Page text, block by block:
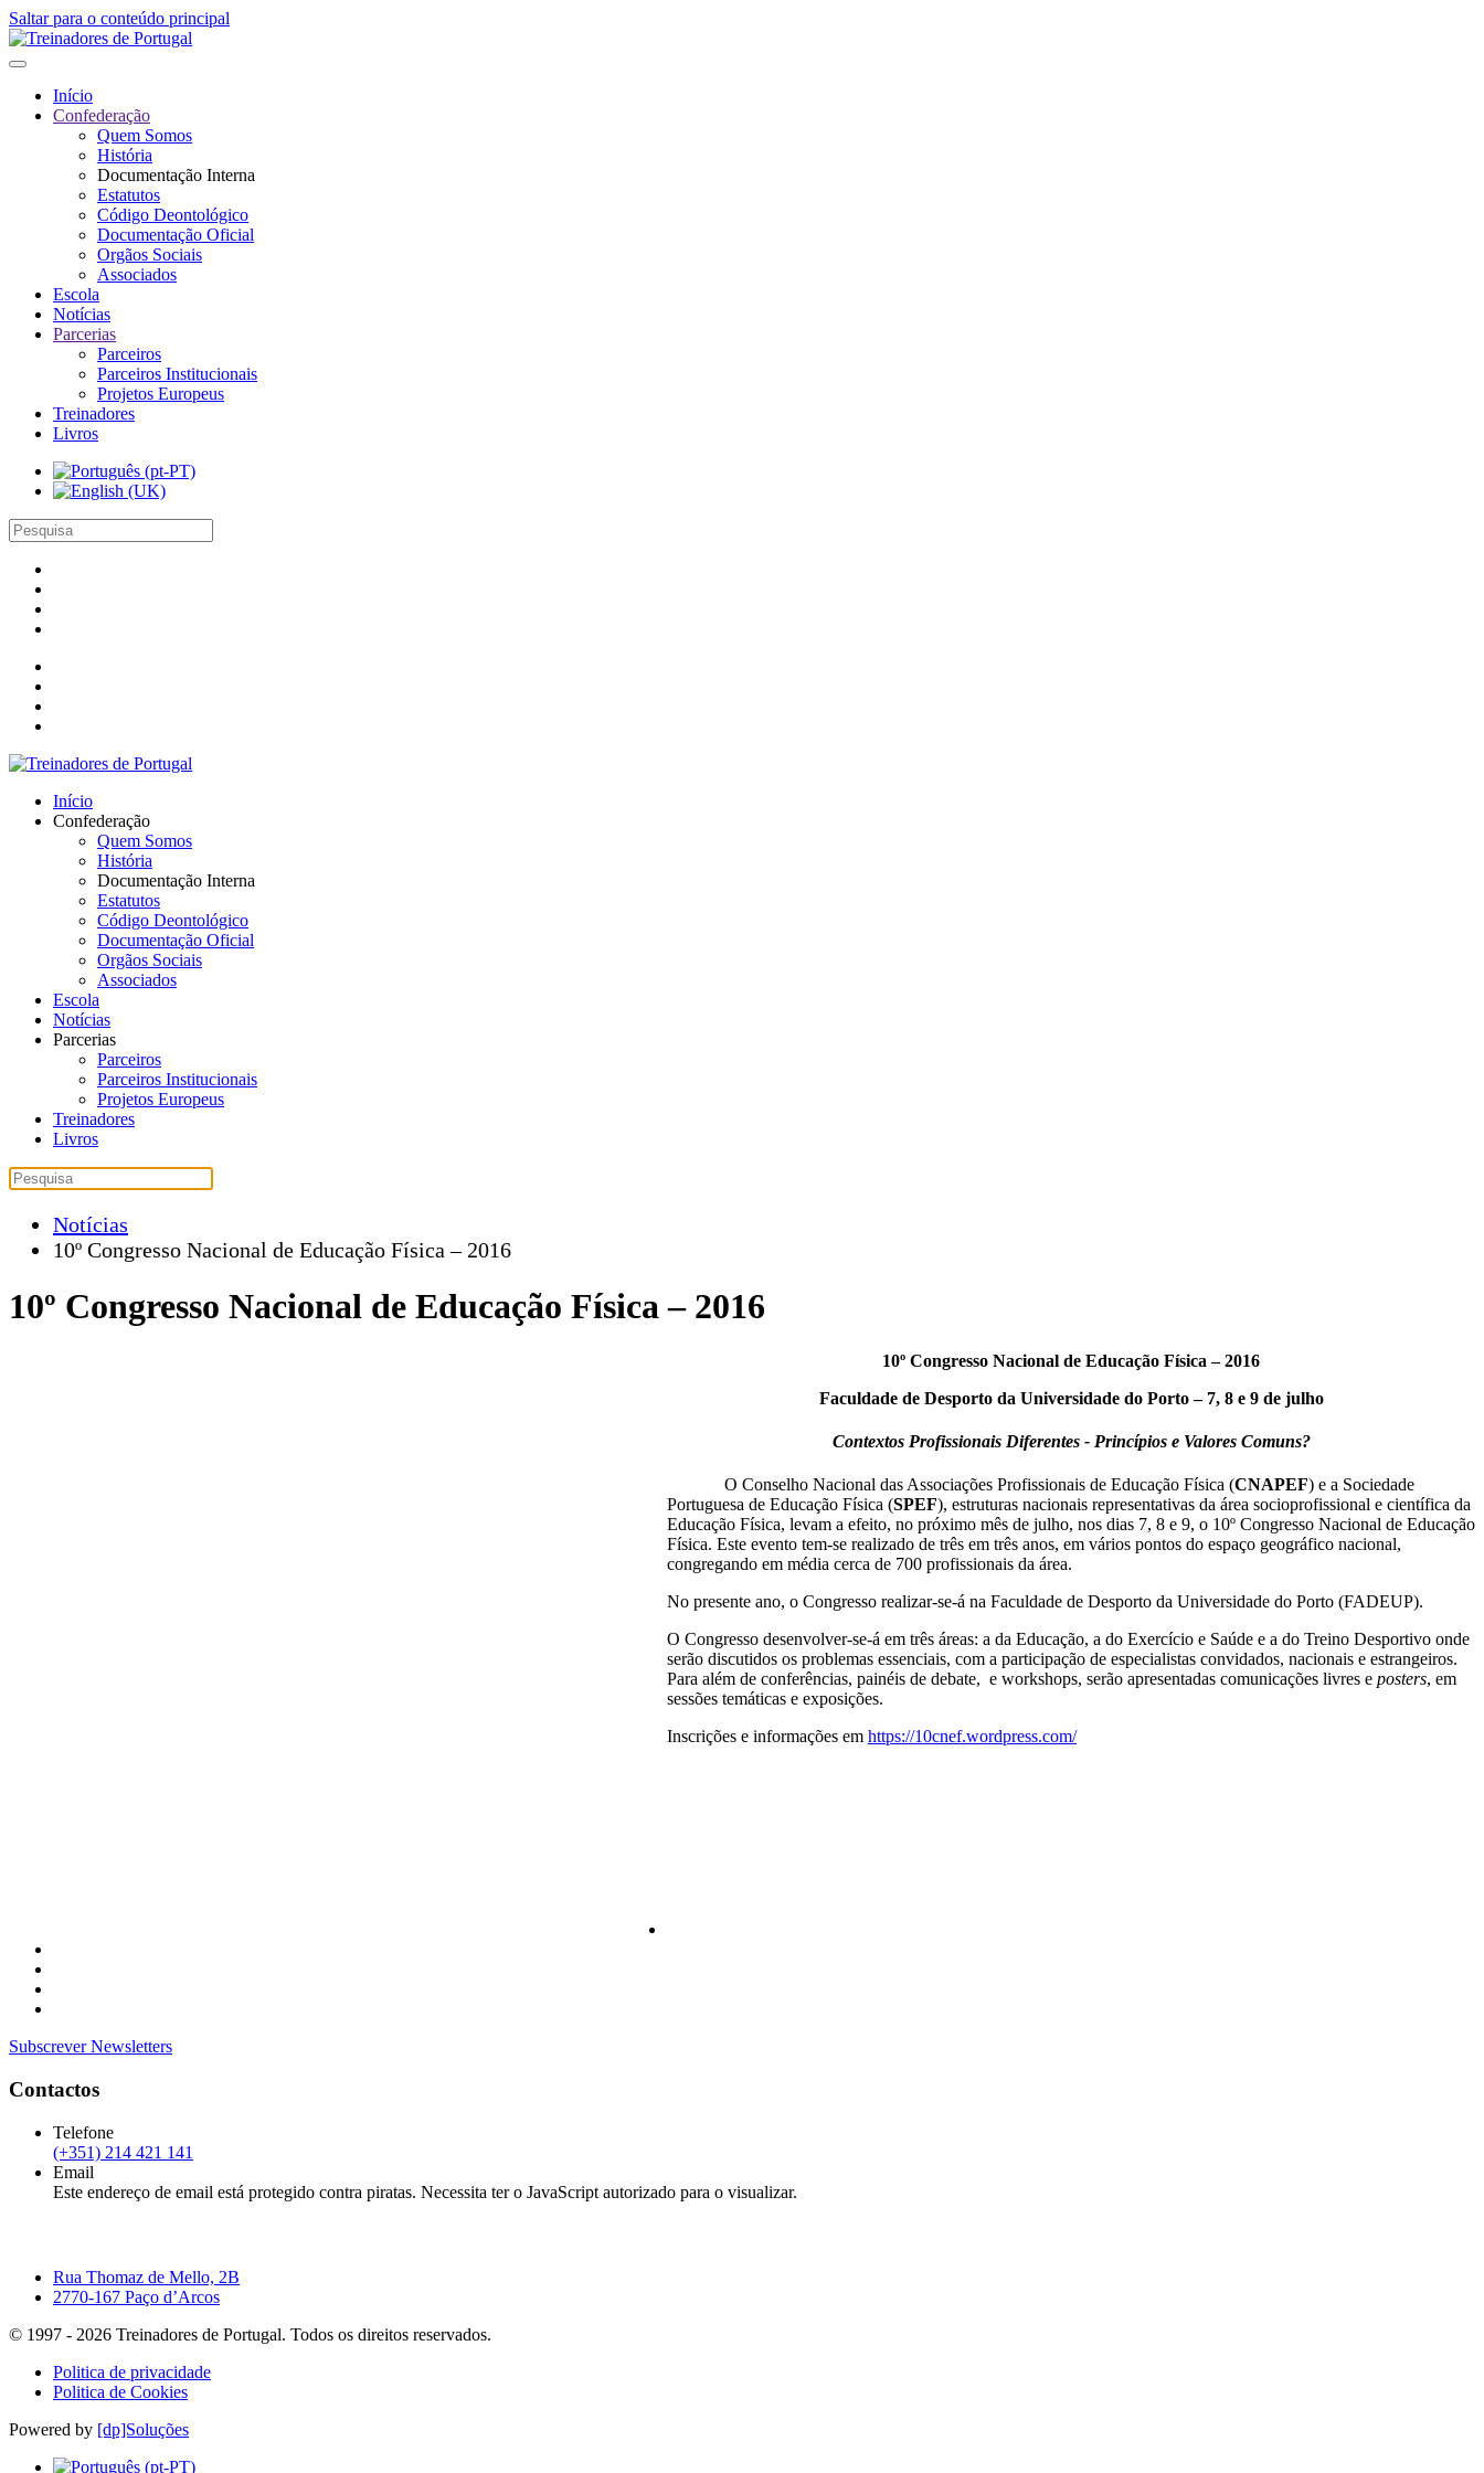
Saltar para o conteúdo principal
Início
Confederação
Quem Somos
História
Documentação Interna
Estatutos
Código Deontológico
Documentação Oficial
Orgãos Sociais
Associados
Escola
Notícias
Parcerias
Parceiros
Parceiros Institucionais
Projetos Europeus
Treinadores
Livros
Início
Confederação
Quem Somos
História
Documentação Interna
Estatutos
Código Deontológico
Documentação Oficial
Orgãos Sociais
Associados
Escola
Notícias
Parcerias
Parceiros
Parceiros Institucionais
Projetos Europeus
Treinadores
Livros
Notícias
10º Congresso Nacional de Educação Física – 2016
10º Congresso Nacional de Educação Física – 2016
10º Congresso Nacional de Educação Física – 2016
Faculdade de Desporto da Universidade do Porto – 7, 8 e 9 de julho
Contextos Profissionais Diferentes - Princípios e Valores Comuns?
O Conselho Nacional das Associações Profissionais de Educação Física (CNAPEF) e a Sociedade
Portuguesa de Educação Física (SPEF), estruturas nacionais representativas da área socioprofissional e científica da
Educação Física, levam a efeito, no próximo mês de julho, nos dias 7, 8 e 9, o 10º Congresso Nacional de Educação
Física. Este evento tem-se realizado de três em três anos, em vários pontos do espaço geográfico nacional,
congregando em média cerca de 700 profissionais da área.
No presente ano, o Congresso realizar-se-á na Faculdade de Desporto da Universidade do Porto (FADEUP).
O Congresso desenvolver-se-á em três áreas: a da Educação, a do Exercício e Saúde e a do Treino Desportivo onde
serão discutidos os problemas essenciais, com a participação de especialistas convidados, nacionais e estrangeiros.
Para além de conferências, painéis de debate, e workshops, serão apresentadas comunicações livres e posters, em
sessões temáticas e exposições.
Inscrições e informações em https://10cnef.wordpress.com/
Subscrever Newsletters
Contactos
Telefone
(+351) 214 421 141
Email
Este endereço de email está protegido contra piratas. Necessita ter o JavaScript autorizado para o visualizar.
Rua Thomaz de Mello, 2B
2770-167 Paço d’Arcos
© 1997 - 2026 Treinadores de Portugal. Todos os direitos reservados.
Politica de privacidade
Politica de Cookies
Powered by [dp]Soluções